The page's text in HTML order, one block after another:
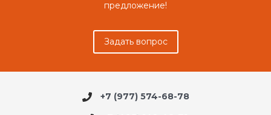
предложение!
Задать вопрос
+7 (977) 574-68-78